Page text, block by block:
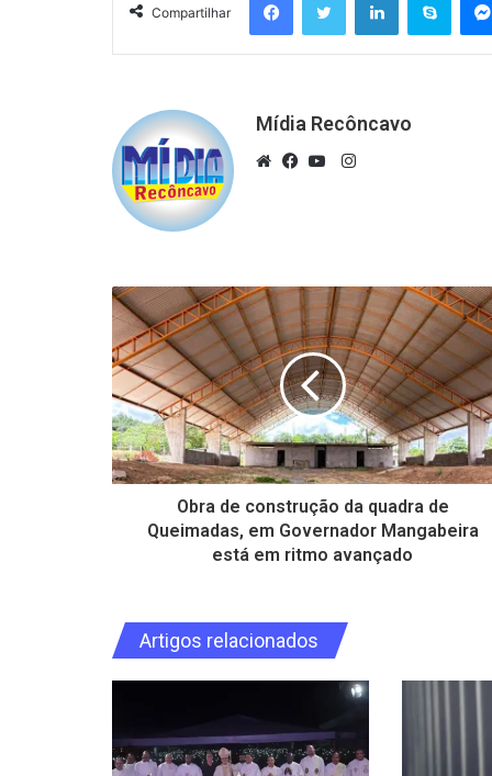
Compartilhar
Mídia Recôncavo
Instagram
Obra de construção da quadra de
Queimadas, em Governador Mangabeira
está em ritmo avançado
Artigos relacionados